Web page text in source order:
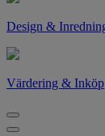
Design &
Värdering & Inköp